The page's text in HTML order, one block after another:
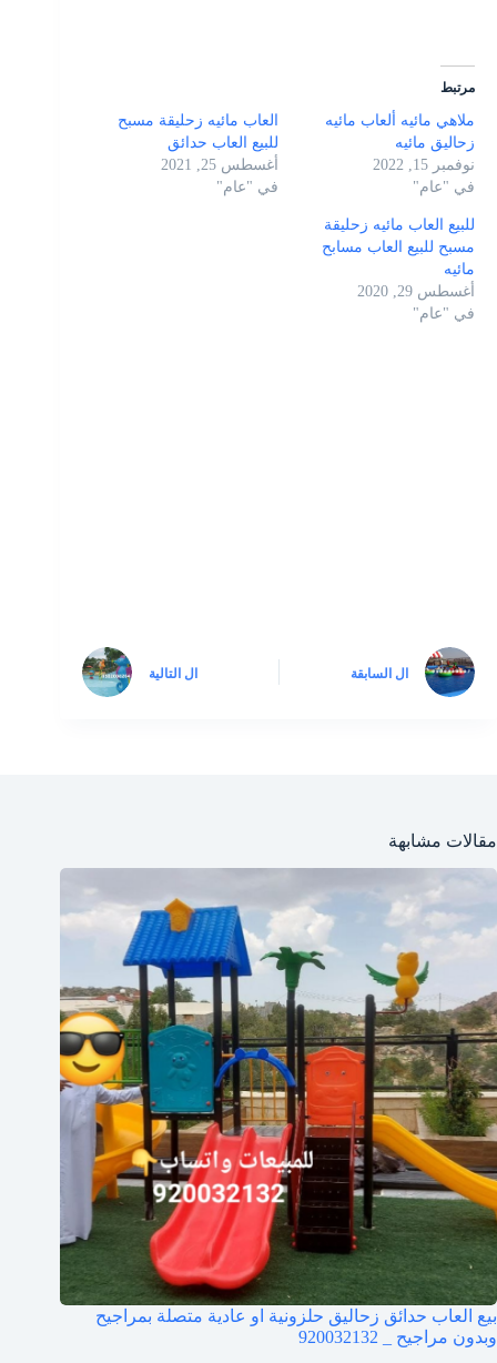
مرتبط
ملاهي مائيه ألعاب مائيه
زحاليق مائيه
نوفمبر 15, 2022
في "عام"
العاب مائيه زحليقة مسبح
للبيع العاب حدائق
أغسطس 25, 2021
في "عام"
للبيع العاب مائيه زحليقة
مسبح للبيع العاب مسابح
مائيه
أغسطس 29, 2020
في "عام"
ال السابقة ال التالية
مقالات مشابهة
بيع العاب حدائق زحاليق حلزونية او عادية متصلة بمراجيح
وبدون مراجيح _ 920032132